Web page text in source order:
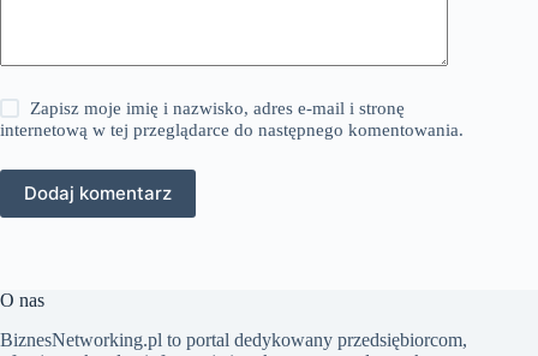
Zapisz moje imię i nazwisko, adres e-mail i stronę
internetową w tej przeglądarce do następnego komentowania.
Dodaj komentarz
O nas
BiznesNetworking.pl to portal dedykowany przedsiębiorcom,